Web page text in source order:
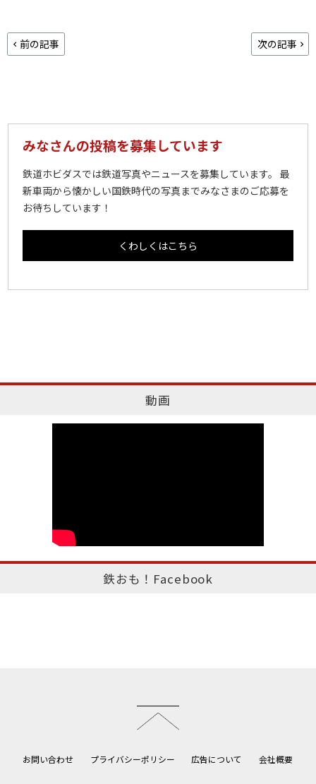
前の記事 次の記事
みなさんの投稿を募集しています
鉄道ホビダスでは鉄道写真やニュースを募集しています。 最
新車両から懐かしい国鉄時代の写真までみなさまのご応募を
お待ちしています！
くわしくはこちら
動画
鉄おも！Facebook
お問い合わせ プライバシーポリシー 広告について 会社概要